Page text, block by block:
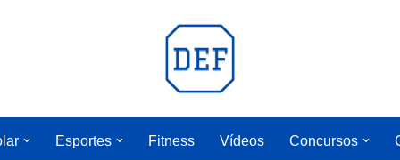
Esportes Fitness Vídeos Concursos